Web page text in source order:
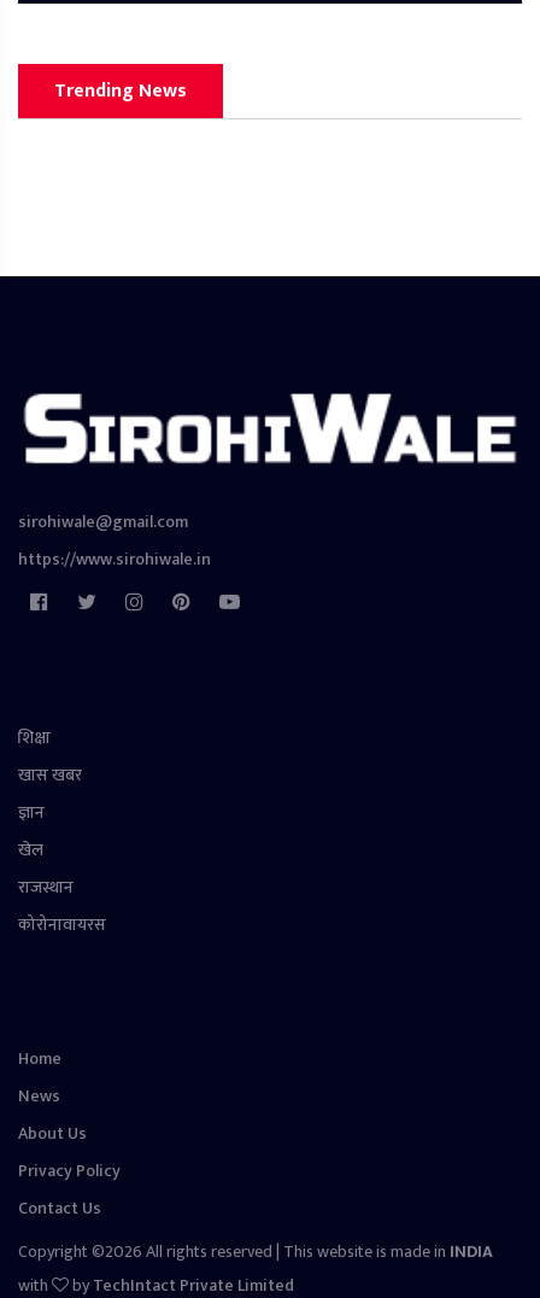
Trending News
sirohiwale@gmail.com
https://www.sirohiwale.in
शिक्षा
खास खबर
ज्ञान
खेल
राजस्थान
कोरोनावायरस
Home
News
About Us
Privacy Policy
Contact Us
Copyright ©2026 All rights reserved | This website is made in INDIA
with
byTechIntact Private Limited